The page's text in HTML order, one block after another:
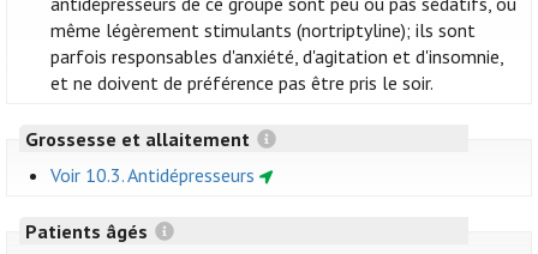
même légèrement stimulants (nortriptyline); ils sont
parfois responsables d'anxiété, d'agitation et d'insomnie,
et ne doivent de préférence pas être pris le soir.
Grossesse et allaitement
Voir 10.3. Antidépresseurs
Patients âgés